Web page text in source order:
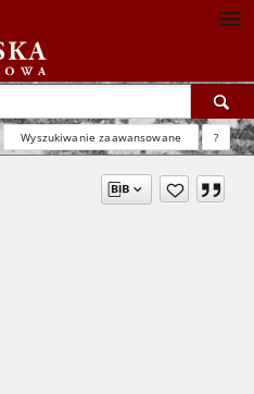
Wyszukiwanie zaawansowane ?